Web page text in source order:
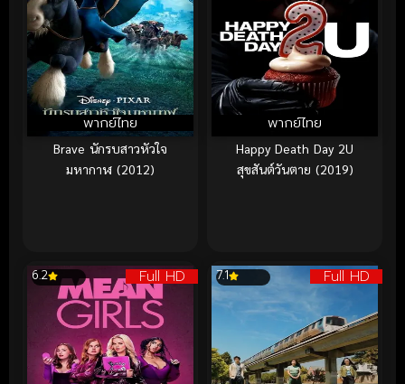
พากย์ไทย
Brave นักรบสาวหัวใจ
มหากาฬ (2012)
พากย์ไทย
Happy Death Day 2U
สุขสันต์วันตาย (2019)
Full HD
6.2 Full HD
7.1